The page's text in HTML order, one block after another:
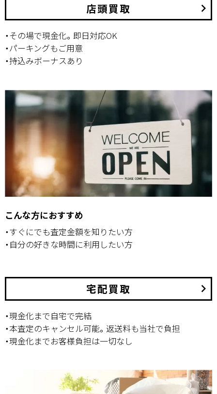
店頭買取 keyboard_arrow_right
・その場で現金化。即日対応OK
・パーキングもご用意
・持込みボーナスあり
こんな方におすすめ
・すぐにでも査定金額を知りたい方
・自分の好きな時間に利用したい方
宅配買取 keyboard_arrow_right
・現金化まで自宅で完結
・本査定のキャンセル可能。返送料も当社で負担
・現金化までお客様負担は一切なし